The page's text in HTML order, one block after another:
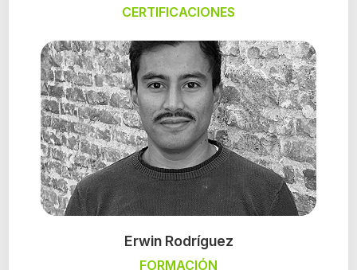
CERTIFICACIONES
Erwin Rodríguez
FORMACIÓN